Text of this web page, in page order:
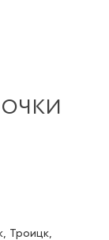
Троицк